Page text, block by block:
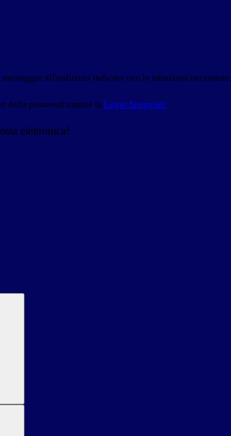
all'indirizzo indicato con le istruzioni necessarie.
della password tramite la Login Spaggiari
elettronica!